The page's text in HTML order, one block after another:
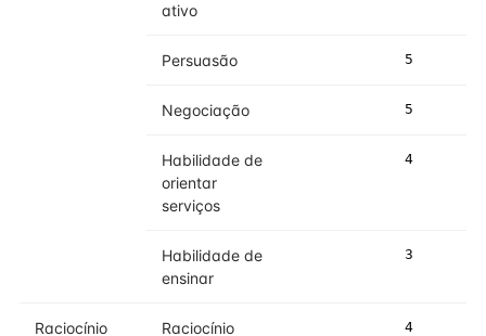
ativo
Persuasão 5
Negociação 5
Habilidade de
orientar
serviços
4
Habilidade de
ensinar
3
Raciocínio Raciocínio 4